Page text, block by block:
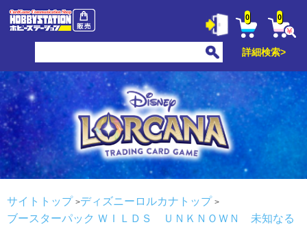
0 0
詳細検索>
サイトトップ
ディズニーロルカナトップ
ブースターパック ＷＩＬＤＳ ＵＮＫＮＯＷＮ 未知なる